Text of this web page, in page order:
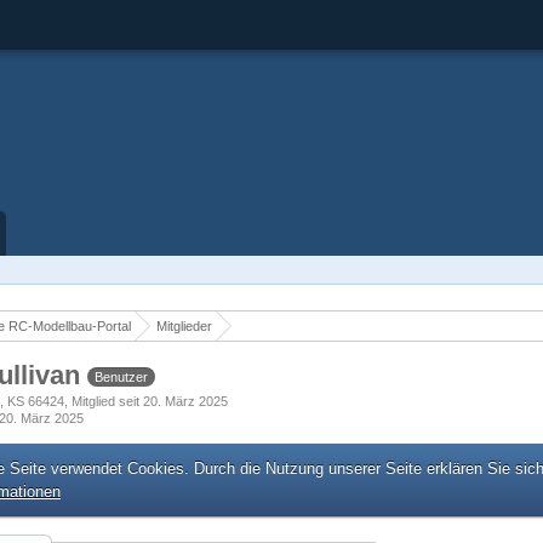
RC-Modellbau-Portal Mitglieder
Benutzer
KS 66424 Mitglied seit 20. März 2025
20. März 2025
Seite verwendet Cookies. Durch die Nutzung unserer Seite erklären Sie